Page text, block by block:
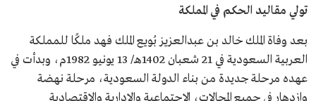
تولي مقاليد الحكم في المملكة
بعد وفاة الملك خالد بن عبدالعزيز بُويع الملك فهد ملكًا للمملكة
العربية السعودية في 21 شعبان 1402هـ/ 13 يونيو 1982م، وبدأت في
عهده مرحلة جديدة من بناء الدولة السعودية، مرحلة نهضة
وازدهار في جميع المجالات، الاجتماعية والإدارية والاقتصادية